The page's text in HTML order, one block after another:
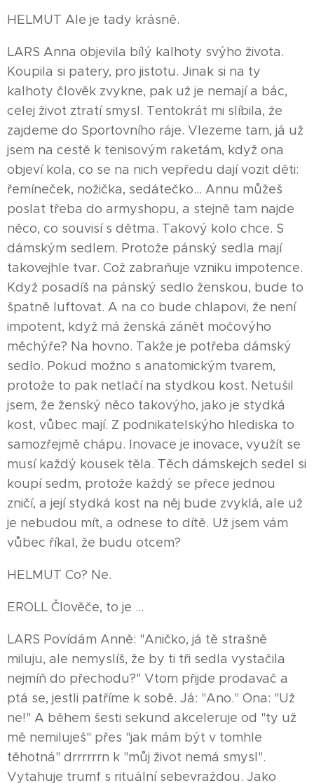
HELMUT Ale je tady krásně.
LARS Anna objevila bílý kalhoty svýho života.
Koupila si patery, pro jistotu. Jinak si na ty
kalhoty člověk zvykne, pak už je nemají a bác,
celej život ztratí smysl. Tentokrát mi slíbila, že
zajdeme do Sportovního ráje. Vlezeme tam, já už
jsem na cestě k tenisovým raketám, když ona
objeví kola, co se na nich vepředu dají vozit děti:
řemíneček, nožička, sedátečko… Annu můžeš
poslat třeba do armyshopu, a stejně tam najde
něco, co souvisí s dětma. Takový kolo chce. S
dámským sedlem. Protože pánský sedla mají
takovejhle tvar. Což zabraňuje vzniku impotence.
Když posadíš na pánský sedlo ženskou, bude to
špatně luftovat. A na co bude chlapovi, že není
impotent, když má ženská zánět močovýho
měchýře? Na hovno. Takže je potřeba dámský
sedlo. Pokud možno s anatomickým tvarem,
protože to pak netlačí na stydkou kost. Netušil
jsem, že ženský něco takovýho, jako je stydká
kost, vůbec mají. Z podnikatelskýho hlediska to
samozřejmě chápu. Inovace je inovace, využít se
musí každý kousek těla. Těch dámskejch sedel si
koupí sedm, protože každý se přece jednou
zničí, a její stydká kost na něj bude zvyklá, ale už
je nebudou mít, a odnese to dítě. Už jsem vám
vůbec říkal, že budu otcem?
HELMUT Co? Ne.
EROLL Člověče, to je …
LARS Povídám Anně: "Aničko, já tě strašně
miluju, ale nemyslíš, že by ti tři sedla vystačila
nejmíň do přechodu?" Vtom přijde prodavač a
ptá se, jestli patříme k sobě. Já: "Ano." Ona: "Už
ne!" A během šesti sekund akceleruje od "ty už
mě nemiluješ" přes "jak mám být v tomhle
těhotná" drrrrrrn k "můj život nemá smysl".
Vytahuje trumf s rituální sebevraždou. Jako